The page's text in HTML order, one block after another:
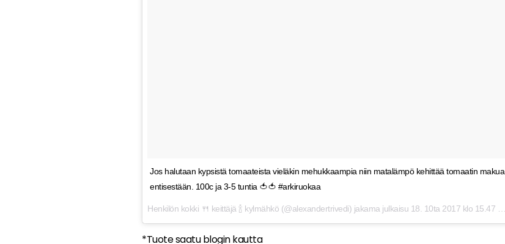
Jos halutaan kypsistä tomaateista vieläkin mehukkaampia niin matalämpö kehittää tomaatin makua
entisestään. 100c ja 3-5 tuntia 🍅🍅 #arkiruokaa
Henkilön kokki 🍴 keittäjä 🍾 kylmähkö (@alexandertrivedi) jakama julkaisu 18. 10ta 2017 klo 15.47 PDT
*Tuote saatu blogin kautta